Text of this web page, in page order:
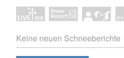
Keine neuen Schneeberichte